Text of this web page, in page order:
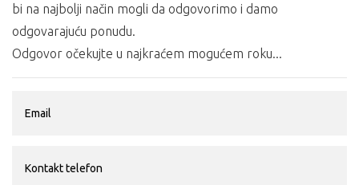
bi na najbolji način mogli da odgovorimo i damo
odgovarajuću ponudu.
Odgovor očekujte u najkraćem mogućem roku...